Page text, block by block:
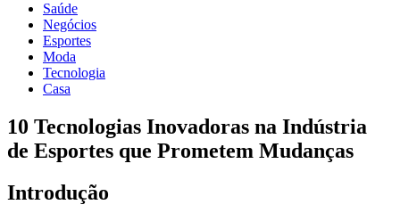
Saúde
Negócios
Esportes
Moda
Tecnologia
Casa
10 Tecnologias Inovadoras na Indústria
de Esportes que Prometem Mudanças
Introdução